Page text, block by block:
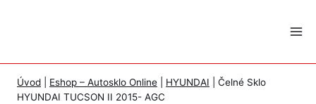
Úvod Eshop – Autosklo Online HYUNDAI
Čelné Sklo
HYUNDAI TUCSON II 2015- AGC